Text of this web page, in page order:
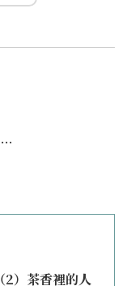
2）茶香裡的人